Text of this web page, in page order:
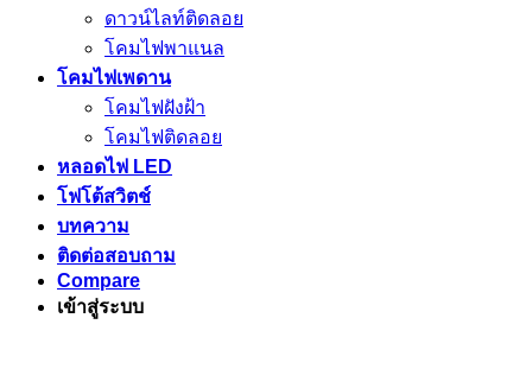
ดาวน์ไลท์ติดลอย
โคมไฟพาแนล
โคมไฟเพดาน
โคมไฟฝังฝ้า
โคมไฟติดลอย
หลอดไฟ LED
โฟโต้สวิตช์
บทความ
ติดต่อสอบถาม
Compare
เข้าสู่ระบบ